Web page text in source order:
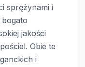
sprężynami i
jakości
Obie te
i